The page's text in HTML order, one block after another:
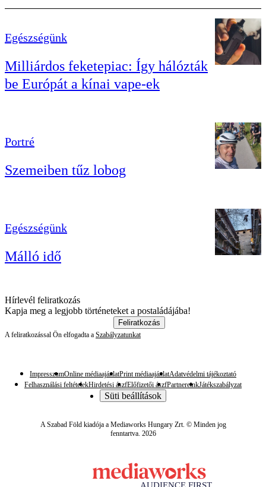
Egészségünk
Milliárdos feketepiac: Így hálózták
be Európát a kínai vape-ek
Portré
Szemeiben tűz lobog
Egészségünk
Málló idő
Hírlevél feliratkozás
Kapja meg a legjobb történeteket a postaládájába!
Feliratkozás
A feliratkozással Ön elfogadta a Szabályzatunkat
ImpresszumOnline médiaajánlatPrint médiaajánlatAdatvédelmi tájékoztató
Felhasználási feltételekHirdetési ászfElőfizetői ászfPartnereinkJátékszabályzat
Süti beállítások
A Szabad Föld kiadója a Mediaworks Hungary Zrt. © Minden jog
fenntartva. 2026